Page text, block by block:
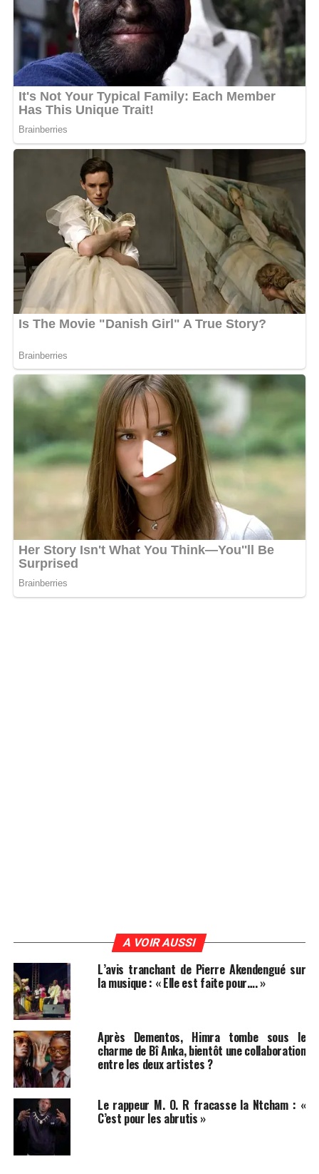
A VOIR AUSSI
L’avis tranchant de Pierre Akendengué sur
la musique : « Elle est faite pour…. »
Après Dementos, Himra tombe sous le
charme de Bî Anka, bientôt une collaboration
entre les deux artistes ?
Le rappeur M. O. R fracasse la Ntcham : «
C’est pour les abrutis »